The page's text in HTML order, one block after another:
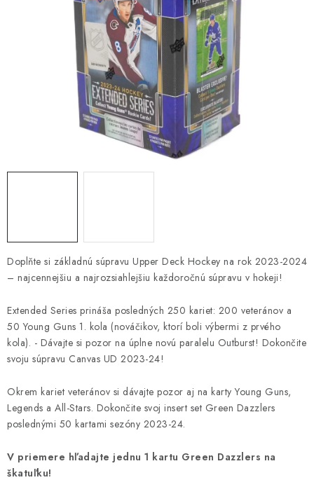
STAR WARS
Podmienky ochrany osobných údajov
Moja objednávka
Doplňte si základnú súpravu Upper Deck Hockey na rok 2023-2024
– najcennejšiu a najrozsiahlejšiu každoročnú súpravu v hokeji!
Extended Series prináša posledných 250 kariet: 200 veteránov a
50 Young Guns 1. kola (nováčikov, ktorí boli výbermi z prvého
kola). - Dávajte si pozor na úplne novú paralelu Outburst! Dokončite
svoju súpravu Canvas UD 2023-24!
Okrem kariet veteránov si dávajte pozor aj na karty Young Guns,
Legends a All-Stars. Dokončite svoj insert set Green Dazzlers
poslednými 50 kartami sezóny 2023-24.
V priemere hľadajte jednu 1 kartu Green Dazzlers na
škatuľku!